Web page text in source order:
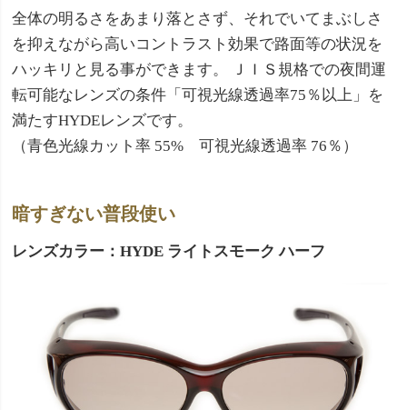
全体の明るさをあまり落とさず、それでいてまぶしさ
を抑えながら高いコントラスト効果で路面等の状況を
ハッキリと見る事ができます。 ＪＩＳ規格での夜間運
転可能なレンズの条件「可視光線透過率75％以上」を
満たすHYDEレンズです。
（青色光線カット率 55% 可視光線透過率 76％）
暗すぎない普段使い
レンズカラー：HYDE ライトスモーク ハーフ